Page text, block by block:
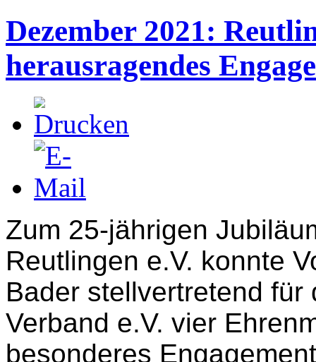
Dezember 2021:
herausragendes
Zum 25-jährigen
Reutlingen e.V. konnte
Bader stellvertretend für
Verband e.V. vier
besonderes Engagement